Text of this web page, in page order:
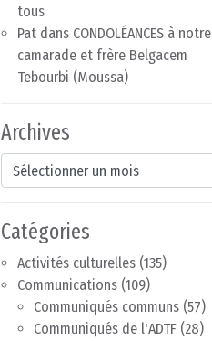
tous
Pat dans CONDOLÉANCES à notre
camarade et frère Belgacem
Tebourbi (Moussa)
Archives
Archives
Catégories
Activités culturelles (135)
Communications (109)
Communiqués communs (57)
Communiqués de l'ADTF (28)